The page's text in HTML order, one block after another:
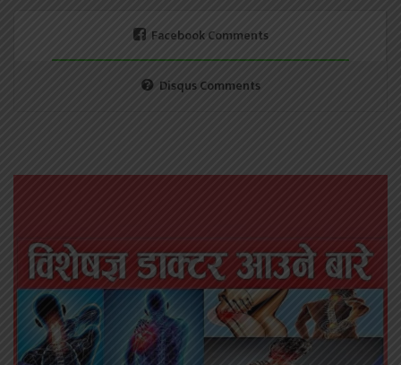
Facebook Comments
Disqus Comments